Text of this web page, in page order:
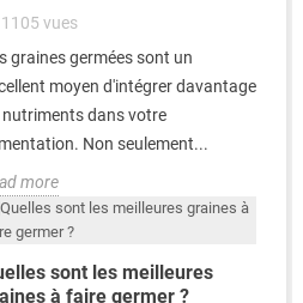
1105 vues
graines germées sont un
moyen d'intégrer davantage
nutriments dans votre
Non seulement...
more
sont les meilleures
à faire germer ?